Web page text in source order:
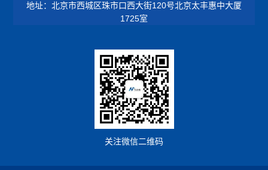
地址：北京市西城区珠市口西大街120号北京太丰惠中大厦
1725室
关注微信二维码